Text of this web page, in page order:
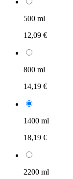
500 ml
12,09 €
800 ml
14,19 €
1400 ml
18,19 €
2200 ml